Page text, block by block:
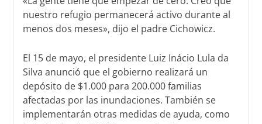
nuestro refugio permanecerá activo durante al
menos dos meses», dijo el padre Cichowicz.
El 15 de mayo, el presidente Luiz Inácio Lula da
Silva anunció que el gobierno realizará un
depósito de $1.000 para 200.000 familias
afectadas por las inundaciones. También se
implementarán otras medidas de ayuda, como